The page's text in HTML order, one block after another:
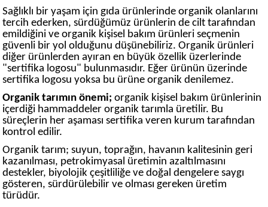
Sağlıklı bir yaşam için gıda ürünlerinde organik olanlarını
tercih ederken, sürdüğümüz ürünlerin de cilt tarafından
emildiğini ve organik kişisel bakım ürünleri seçmenin
güvenli bir yol olduğunu düşünebiliriz. Organik ürünleri
diğer ürünlerden ayıran en büyük özellik üzerlerinde
"sertifika logosu" bulunmasıdır. Eğer ürünün üzerinde
sertifika logosu yoksa bu ürüne organik denilemez.
Organik tarımın önemi;organik kişisel bakım ürünlerinin
içerdiği hammaddeler organik tarımla üretilir. Bu
süreçlerin her aşaması sertifika veren kurum tarafından
kontrol edilir.
Organik tarım; suyun, toprağın, havanın kalitesinin geri
kazanılması, petrokimyasal üretimin azaltılmasını
destekler, biyolojik çeşitliliğe ve doğal dengelere saygı
gösteren, sürdürülebilir ve olması gereken üretim
türüdür.